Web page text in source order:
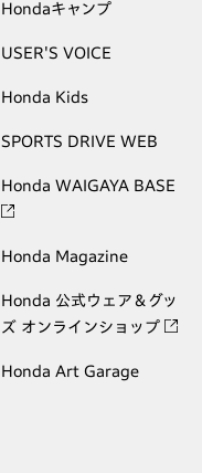
Hondaキャンプ
USER'S VOICE
Honda Kids
SPORTS DRIVE WEB
Honda WAIGAYA BASE
Honda Magazine
Honda 公式ウェア＆グッ
ズ オンラインショップ
Honda Art Garage